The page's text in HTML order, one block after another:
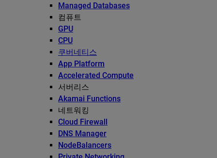
Managed Databases
컴퓨트
GPU
CPU
쿠버네티스
App Platform
Accelerated Compute
서버리스
Akamai Functions
네트워킹
Cloud Firewall
DNS Manager
NodeBalancers